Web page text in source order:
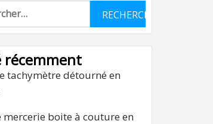
:
récemment
tachymètre détourné en
mercerie boite à couture en